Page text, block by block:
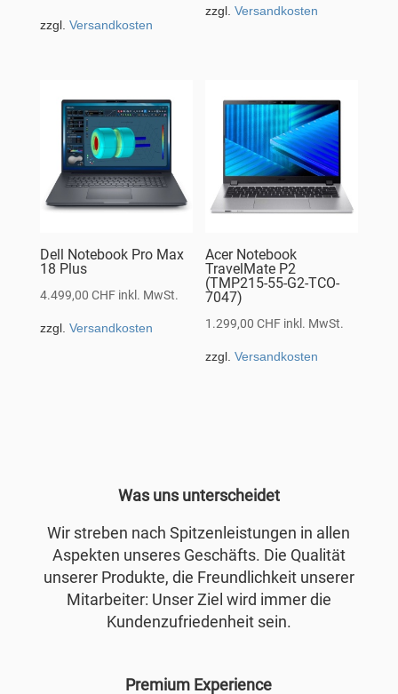
zzgl. Versandkosten
zzgl.Versandkosten
Dell Notebook Pro Max
18 Plus
4.499,00 CHF inkl. MwSt.
zzgl. Versandkosten
Acer Notebook
TravelMate P2
(TMP215-55-G2-TCO-
7047)
1.299,00CHF inkl. MwSt.
zzgl.Versandkosten
Was uns unterscheidet
Wir streben nach Spitzenleistungen in allen
Aspekten unseres Geschäfts. Die Qualität
unserer Produkte, die Freundlichkeit unserer
Mitarbeiter: Unser Ziel wird immer die
Kundenzufriedenheit sein.
Premium Experience